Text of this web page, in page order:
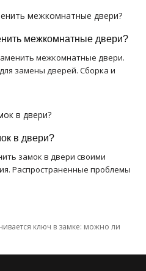
межкомнатные двери?
межкомнатные двери.
замены дверей. Сборка и
в двери?
замок в двери своими
Распространенные проблемы
ключ в замке: можно ли